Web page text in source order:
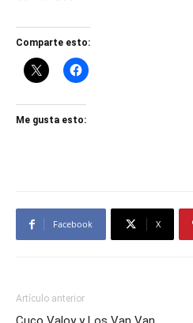
Comparte esto:
Me gusta esto:
Facebook X
Artículo anterior